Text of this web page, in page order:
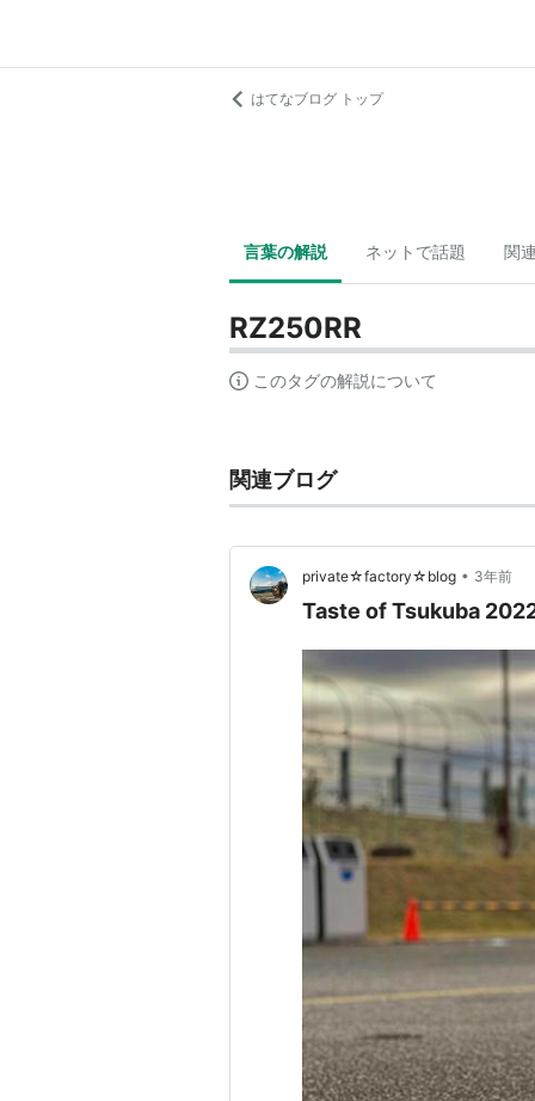
はてなブログ トップ
言葉の解説 ネットで話題 関
RZ250RR
このタグの解説について
関連ブログ
private☆factory☆blog • 3年前
Taste of Tsukuba